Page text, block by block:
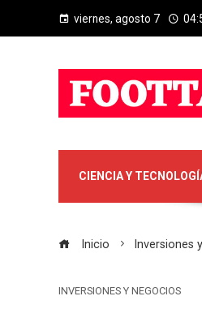
viernes, agosto 7
CIENCIA Y
Inicio Inversiones
INVERSIONES Y NEGOCIOS